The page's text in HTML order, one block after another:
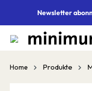
springenNewsletter
Home Produkte